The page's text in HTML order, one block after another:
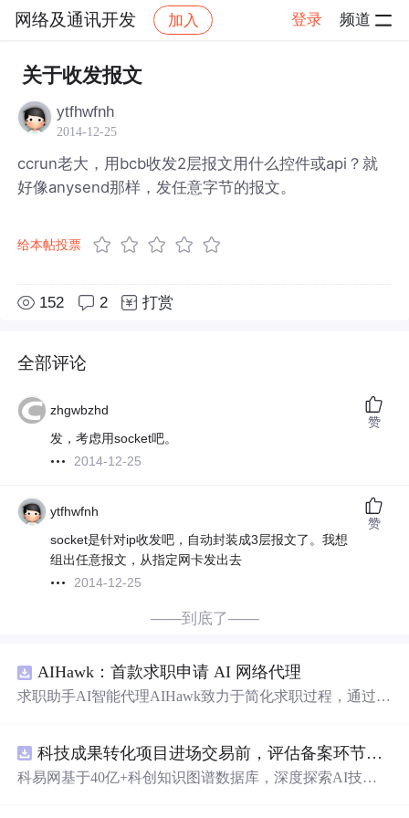
网络及通讯开发 加入 登录 频道
社区 网络及通讯开发
关于收发报文
ytfhwfnh
2014-12-25
ccrun老大，用bcb收发2层报文用什么控件或api？就
好像anysend那样，发任意字节的报文。
给本帖投票
152 2 打赏
全部评论
zhgwbzhd
发，考虑用socket吧。
2014-12-25
赞
ytfhwfnh
socket是针对ip收发吧，自动封装成3层报文了。我想
组出任意报文，从指定网卡发出去
2014-12-25
赞
——到底了——
AIHawk：首款求职申请 AI 网络代理
求职助手AI智能代理AIHawk致力于简化求职过程，通过自
科技成果转化项目进场交易前，评估备案环节需要准备哪些材料？.docx
科易网基于40亿+科创知识图谱数据库，深度探索AI技术